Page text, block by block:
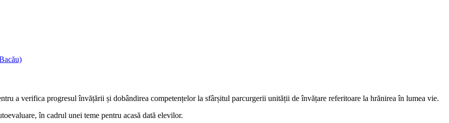
a verifica progresul învățării și dobândirea competențelor la sfârșitul parcurgerii unității de învățare referitoare la hrănirea în lumea vie.
în cadrul unei teme pentru acasă dată elevilor.